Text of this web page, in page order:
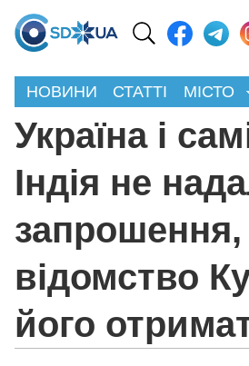
НОВИНИ СТАТТІ МІСТО
Україна і
Індія не
запрошення,
відомство
його